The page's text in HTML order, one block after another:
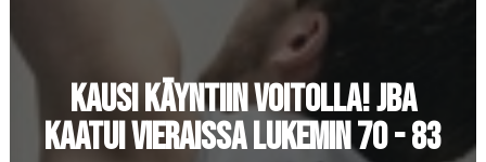
KAUSI KÄYNTIIN VOITOLLA! JBA
KAATUI VIERAISSA LUKEMIN 70 - 83